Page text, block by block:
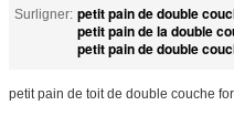
Surligner: petit pain de double
petit pain de la double
petit pain de double
petit pain de toit de double couche